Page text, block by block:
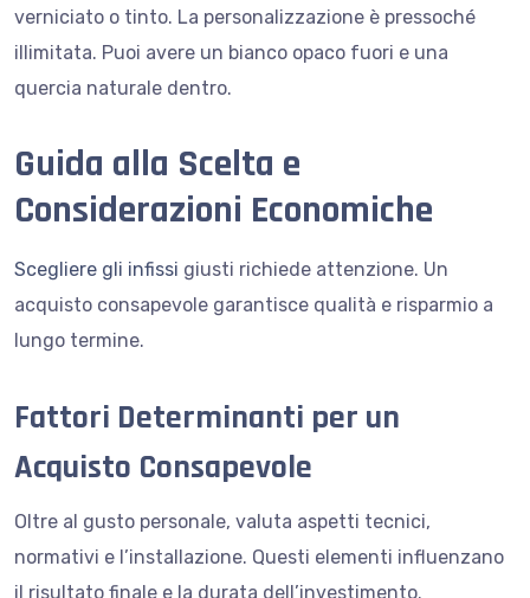
verniciato o tinto. La personalizzazione è pressoché
illimitata. Puoi avere un bianco opaco fuori e una
quercia naturale dentro.
Guida alla Scelta e
Considerazioni Economiche
Scegliere gli infissi giusti richiede attenzione. Un
acquisto consapevole garantisce qualità e risparmio a
lungo termine.
Fattori Determinanti per un
Acquisto Consapevole
Oltre al gusto personale, valuta aspetti tecnici,
normativi e l’installazione. Questi elementi influenzano
il risultato finale e la durata dell’investimento.